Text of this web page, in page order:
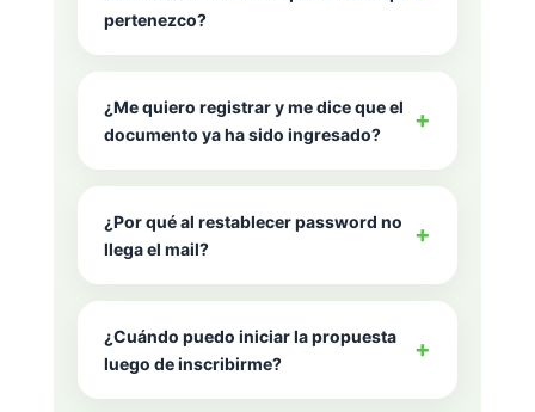
pertenezco?
en junta.
¿Me quiero registrar y me dice que el
documento ya ha sido ingresado?
+
lo que debe completar “usuario” y
“password” y pulsar login.
¿Por qué al restablecer password no
llega el mail?
+
usuario escribió la dirección de correo
con algún error.
¿Cuándo puedo iniciar la propuesta
luego de inscribirme?
+